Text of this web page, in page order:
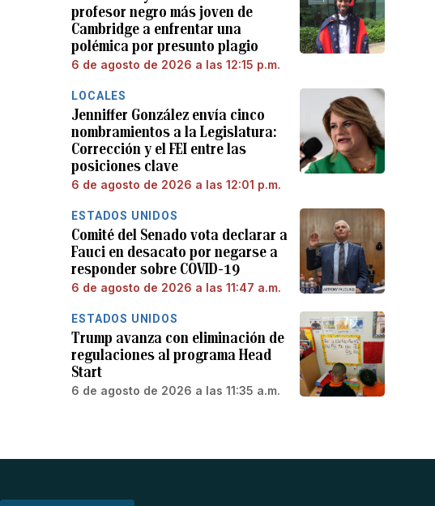
profesor negro más joven de
Cambridge a enfrentar una
polémica por presunto plagio
6 de agosto de 2026 a las 12:15 p.m.
LOCALES
Jenniffer González envía cinco
nombramientos a la Legislatura:
Corrección y el FEI entre las
posiciones clave
6 de agosto de 2026 a las 12:01 p.m.
ESTADOS UNIDOS
Comité del Senado vota declarar a
Fauci en desacato por negarse a
responder sobre COVID-19
6 de agosto de 2026 a las 11:47 a.m.
ESTADOS UNIDOS
Trump avanza con eliminación de
regulaciones al programa Head
Start
6 de agosto de 2026 a las 11:35 a.m.